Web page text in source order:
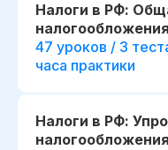
Налоги в РФ:
налогообложения
47 уроков / 3
часа практики
Налоги в РФ:
налогообложения
начало обучения: